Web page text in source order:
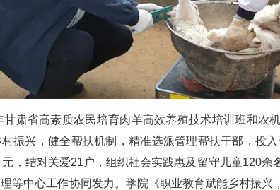
甘肃省高素质农民培育肉羊高效养殖技术培训班和农
振兴，健全帮扶机制，精准选派管理帮扶干部，投
，结对关爱21户，组织社会实践惠及留守儿童120余
等中心工作协同发力。学院《职业教育赋能乡村振兴